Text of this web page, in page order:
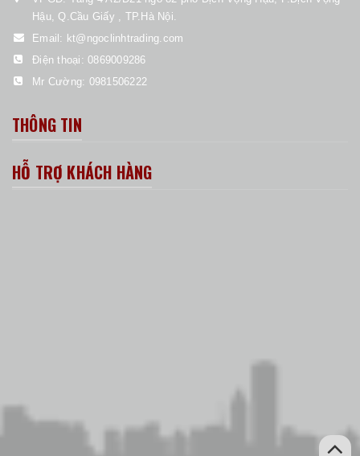
Hậu, Q.Cầu Giấy , TP.Hà Nội.
Email: kt@ngoclinhtrading.com
Điện thoại: 0869009286
Mr Cường: 0981506222
THÔNG TIN
HỖ TRỢ KHÁCH HÀNG